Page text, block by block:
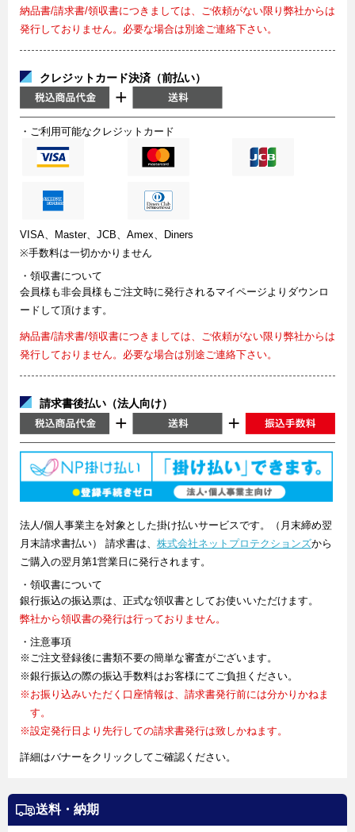
納品書/請求書/領収書につきましては、ご依頼がない限り弊社からは
発行しておりません。必要な場合は別途ご連絡下さい。
クレジットカード決済（前払い）
・ご利用可能なクレジットカード
VISA、Master、JCB、Amex、Diners
※手数料は一切かかりません
・領収書について
会員様も非会員様もご注文時に発行されるマイページよりダウンロ
ードして頂けます。
納品書/請求書/領収書につきましては、ご依頼がない限り弊社からは
発行しておりません。必要な場合は別途ご連絡下さい。
請求書後払い（法人向け）
法人/個人事業主を対象とした掛け払いサービスです。（月末締め翌
月末請求書払い） 請求書は、 株式会社ネットプロテクションズから
ご購入の翌月第1営業日に発行されます。
・領収書について
銀行振込の振込票は、正式な領収書としてお使いいただけます。
弊社から領収書の発行は行っておりません。
・注意事項
※ご注文登録後に書類不要の簡単な審査がございます。
※銀行振込の際の振込手数料はお客様にてご負担ください。
※お振り込みいただく口座情報は、請求書発行前には分かりかねま
す。
※設定発行日より先行しての請求書発行は致しかねます。
詳細はバナーをクリックしてご確認ください。
送料・納期